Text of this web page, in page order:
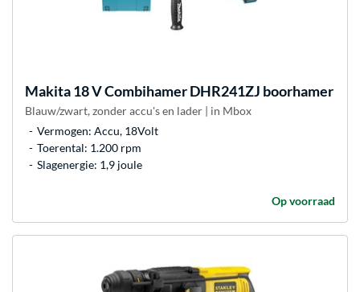
Makita18 V Combihamer DHR241ZJ boorhamer
Blauw/zwart, zonder accu's en lader | in Mbox
Vermogen: Accu, 18Volt
Toerental: 1.200 rpm
Slagenergie: 1,9 joule
Op voorraad